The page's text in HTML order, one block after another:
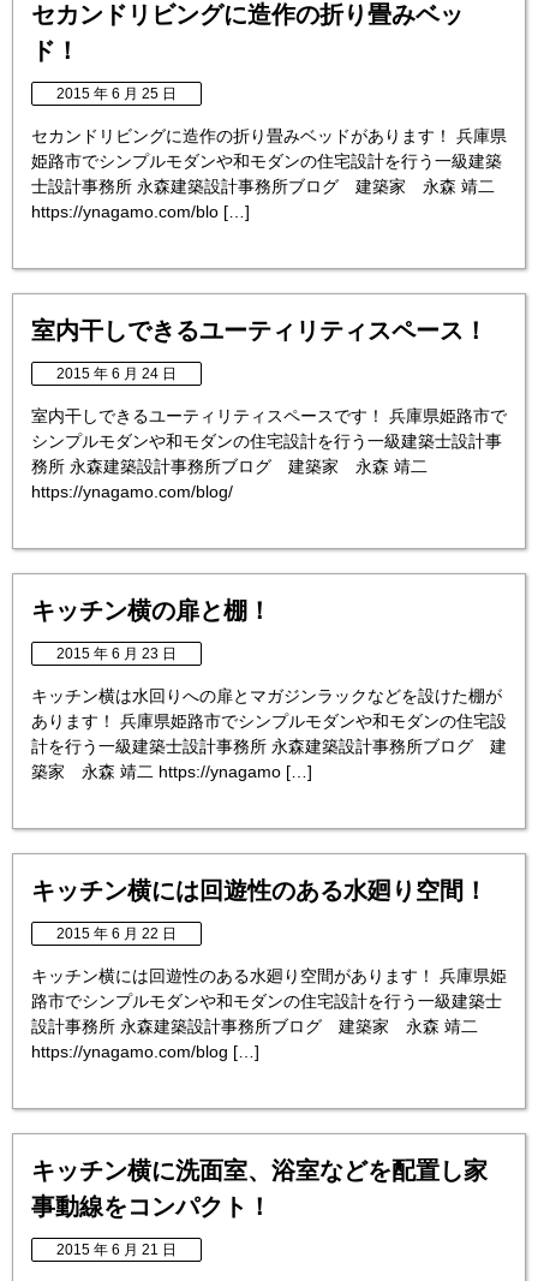
セカンドリビングに造作の折り畳みベッ
ド！
2015 年 6 月 25 日
セカンドリビングに造作の折り畳みベッドがあります！ 兵庫県
姫路市でシンプルモダンや和モダンの住宅設計を行う一級建築
士設計事務所 永森建築設計事務所ブログ 建築家 永森 靖二
https://ynagamo.com/blo […]
室内干しできるユーティリティスペース！
2015 年 6 月 24 日
室内干しできるユーティリティスペースです！ 兵庫県姫路市で
シンプルモダンや和モダンの住宅設計を行う一級建築士設計事
務所 永森建築設計事務所ブログ 建築家 永森 靖二
https://ynagamo.com/blog/
キッチン横の扉と棚！
2015 年 6 月 23 日
キッチン横は水回りへの扉とマガジンラックなどを設けた棚が
あります！ 兵庫県姫路市でシンプルモダンや和モダンの住宅設
計を行う一級建築士設計事務所 永森建築設計事務所ブログ 建
築家 永森 靖二 https://ynagamo […]
キッチン横には回遊性のある水廻り空間！
2015 年 6 月 22 日
キッチン横には回遊性のある水廻り空間があります！ 兵庫県姫
路市でシンプルモダンや和モダンの住宅設計を行う一級建築士
設計事務所 永森建築設計事務所ブログ 建築家 永森 靖二
https://ynagamo.com/blog […]
キッチン横に洗面室、浴室などを配置し家
事動線をコンパクト！
2015 年 6 月 21 日